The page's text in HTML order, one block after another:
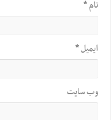
نام*
ایمیل*
وب‌ سایت